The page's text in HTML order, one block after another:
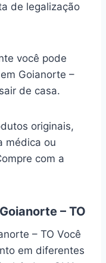
de legalização
você pode
Goianorte –
de casa.
originais,
médica ou
com a
– TO
– TO Você
em diferentes